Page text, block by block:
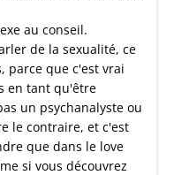
au conseil.
de la sexualité, ce
parce que c'est vrai
en tant qu'être
un psychanalyste ou
le contraire, et c'est
que dans le love
si vous découvrez